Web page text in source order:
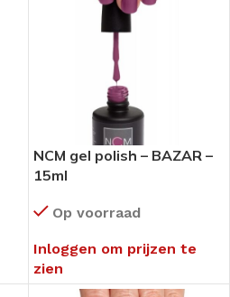
NCM gel polish – BAZAR –
15ml
Op voorraad
Inloggen om prijzen te
zien